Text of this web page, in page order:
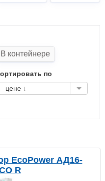
В контейнере
по
цене ↓
EcoPower АД16-
R